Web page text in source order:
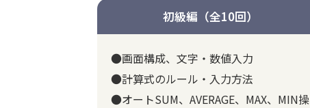
初級編（全10回）
●画面構成、文字・数値入力
●計算式のルール・入力方法
●オートSUM、AVERAGE、MAX、MIN操